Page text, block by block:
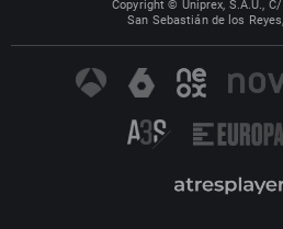
Copyright © Uniprex, S.A.U.,
San Sebastián de los